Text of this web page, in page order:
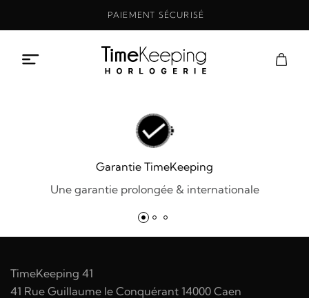
PAIEMENT SÉCURISÉ
Garantie TimeKeeping
Une garantie prolongée & internationale
TimeKeeping 41
41 Rue Guillaume le Conquérant 14000 Caen